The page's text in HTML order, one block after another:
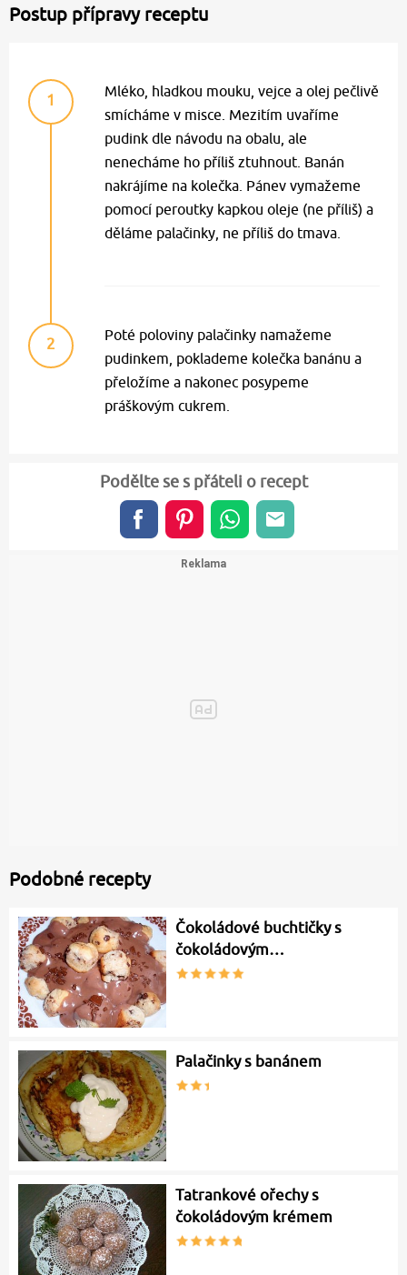
Postup přípravy receptu
1
Mléko, hladkou mouku, vejce a olej pečlivě
smícháme v misce. Mezitím uvaříme
pudink dle návodu na obalu, ale
nenecháme ho příliš ztuhnout. Banán
nakrájíme na kolečka. Pánev vymažeme
pomocí peroutky kapkou oleje (ne příliš) a
děláme palačinky, ne příliš do tmava.
2
Poté poloviny palačinky namažeme
pudinkem, poklademe kolečka banánu a
přeložíme a nakonec posypeme
práškovým cukrem.
Podělte se s přáteli o recept
Podobné recepty
Čokoládové buchtičky s
čokoládovým…
Palačinky s banánem
Tatrankové ořechy s
čokoládovým krémem